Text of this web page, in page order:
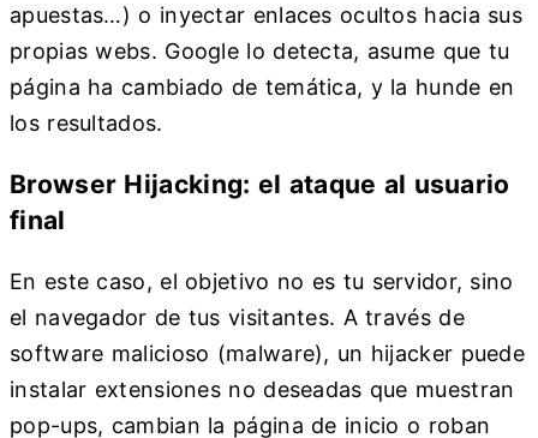
apuestas…) o inyectar enlaces ocultos hacia sus
propias webs. Google lo detecta, asume que tu
página ha cambiado de temática, y la hunde en
los resultados.
Browser Hijacking: el ataque al usuario
final
En este caso, el objetivo no es tu servidor, sino
el navegador de tus visitantes. A través de
software malicioso (malware), un hijacker puede
instalar extensiones no deseadas que muestran
pop-ups, cambian la página de inicio o roban